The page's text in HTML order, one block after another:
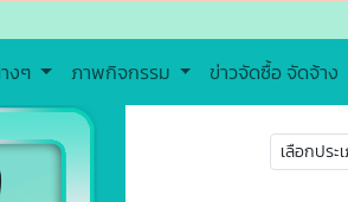
งๆ ภาพกิจกรรม ข่าวจัดซื้อ จัดจ้าง